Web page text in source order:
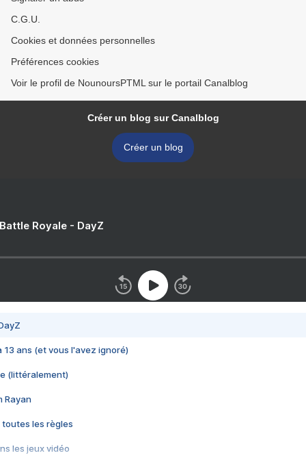
C.G.U.
Cookies et données personnelles
Préférences cookies
Voir le profil de NounoursPTML sur le portail Canalblog
Créer un blog sur Canalblog
Créer un blog
Royale - DayZ
13 ans (et vous l'avez ignoré)
(littéralement)
Rayan
toutes les règles
les jeux vidéo